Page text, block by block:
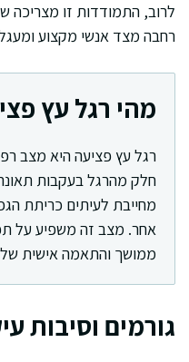
לרוב, התמודדות זו מצריכה
רחבה מצד אנשי מקצוע
מהי רגל עץ
רגל עץ פציעה היא מצב
חלק מהרגל בעקבות
מחייבת לעיתים כריתת
אחר. מצב זה משפיע על
ממושך והתאמה אישית של
גורמים וסיבות